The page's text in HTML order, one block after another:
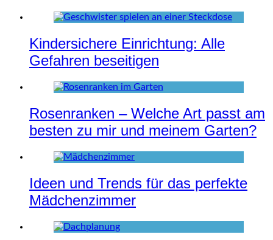
Kindersichere Einrichtung: Alle
Gefahren beseitigen
Rosenranken – Welche Art passt am
besten zu mir und meinem Garten?
Ideen und Trends für das perfekte
Mädchenzimmer